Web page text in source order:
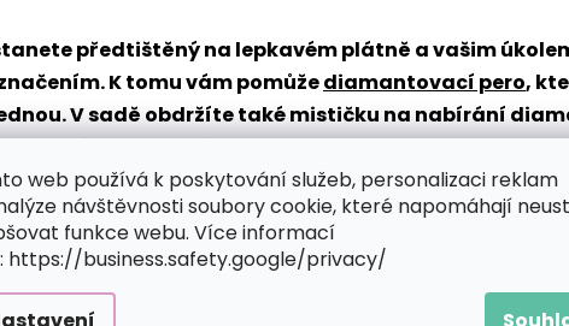
web používá k poskytování služeb, personalizaci reklam
návštěvnosti soubory cookie, které napomáhají
funkce webu. Více informací
https://business.safety.google/privacy/
předtištěný na lepkavém plátně a vašim
K tomu vám pomůžediamantovací pero,
V sadě obdržíte také mističku na nabírání
třpytivého světa zábavy?